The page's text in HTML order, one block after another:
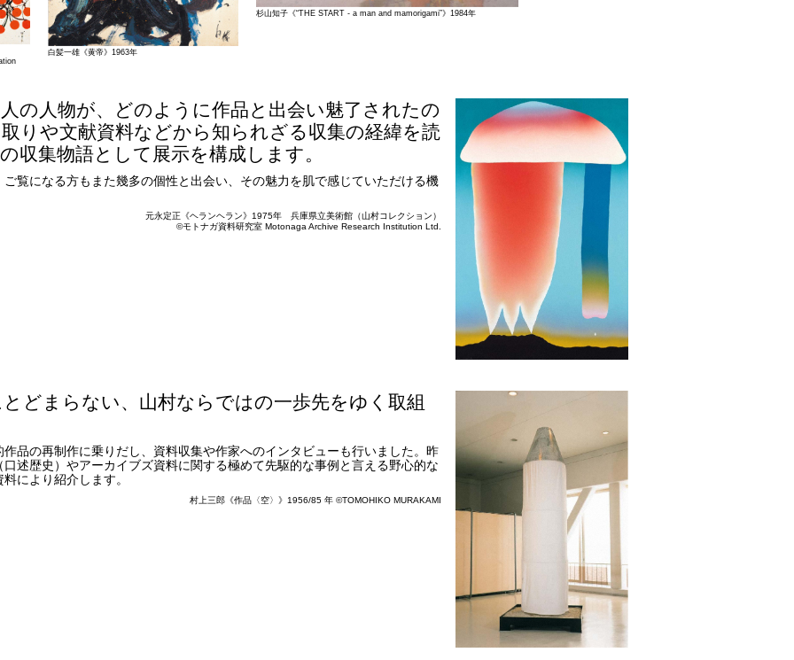
白髪一雄《黄帝》1963年
杉山知子《“THE START - a man and mamorigami”》1984年
の人物が、どのように作品と出会い魅了されたの
りや文献資料などから知られざる収集の経緯を読
収集物語として展示を構成します。
覧になる方もまた幾多の個性と出会い、その魅力を肌で感じていただける機
元永定正《ヘランヘラン》1975年 兵庫県立美術館（山村コレクション）
©モトナガ資料研究室 Motonaga Archive Research Institution Ltd.
どまらない、山村ならではの一歩先をゆく取組
品の再制作に乗りだし、資料収集や作家へのインタビューも行いました。昨
述歴史）やアーカイブズ資料に関する極めて先駆的な事例と言える野心的な
により紹介します。
村上三郎《作品〈空〉》1956/85 年 ©TOMOHIKO MURAKAMI